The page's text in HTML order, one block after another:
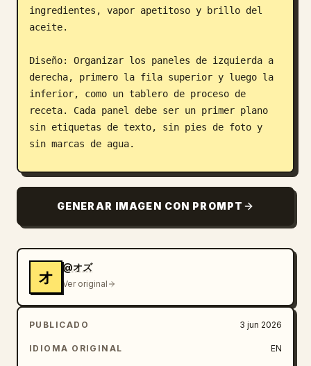
ingredientes, vapor apetitoso y brillo del
aceite.
Diseño: Organizar los paneles de izquierda a
derecha, primero la fila superior y luego la
inferior, como un tablero de proceso de
receta. Cada panel debe ser un primer plano
sin etiquetas de texto, sin pies de foto y
sin marcas de agua.
Número de paneles y contenido: Incluir
1. Las manos de un chef picando finamente
cebollino sobre una tabla de cortar de madera
trocitos verdes se acumulan cerca de la hoja.
2. Manos picando col verde pálido en trozos
pequeños sobre la misma tabla de cortar de
madera.
3. Un bol de acero inoxidable que contiene
montones separados de ingredientes: carne de
GENERAR IMAGEN CON PROMPT
オ
@オズ
Ver original
PUBLICADO 3 jun 2026
IDIOMA ORIGINAL EN